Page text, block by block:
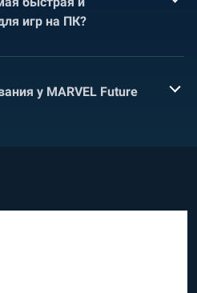
игр на ПК?
у MARVEL Future